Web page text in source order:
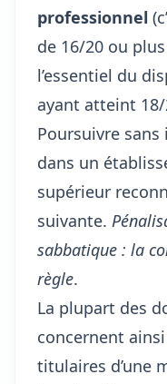
professionnel
de 16/20 ou
l’essentiel du
ayant atteint 18/
Poursuivre
dans un
supérieur
suivante.
sabbatique : la
règle.
La plupart des
concernent
titulaires d’une